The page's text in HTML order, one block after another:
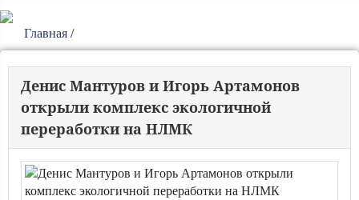
Главная /
Денис Мантуров и Игорь Артамонов
открыли комплекс экологичной
переработки на НЛМК